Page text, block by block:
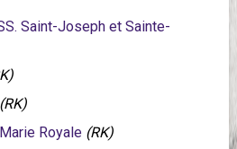
Saint-Joseph et Sainte-
(RK)
Royale (RK)